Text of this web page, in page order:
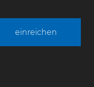
einreichen